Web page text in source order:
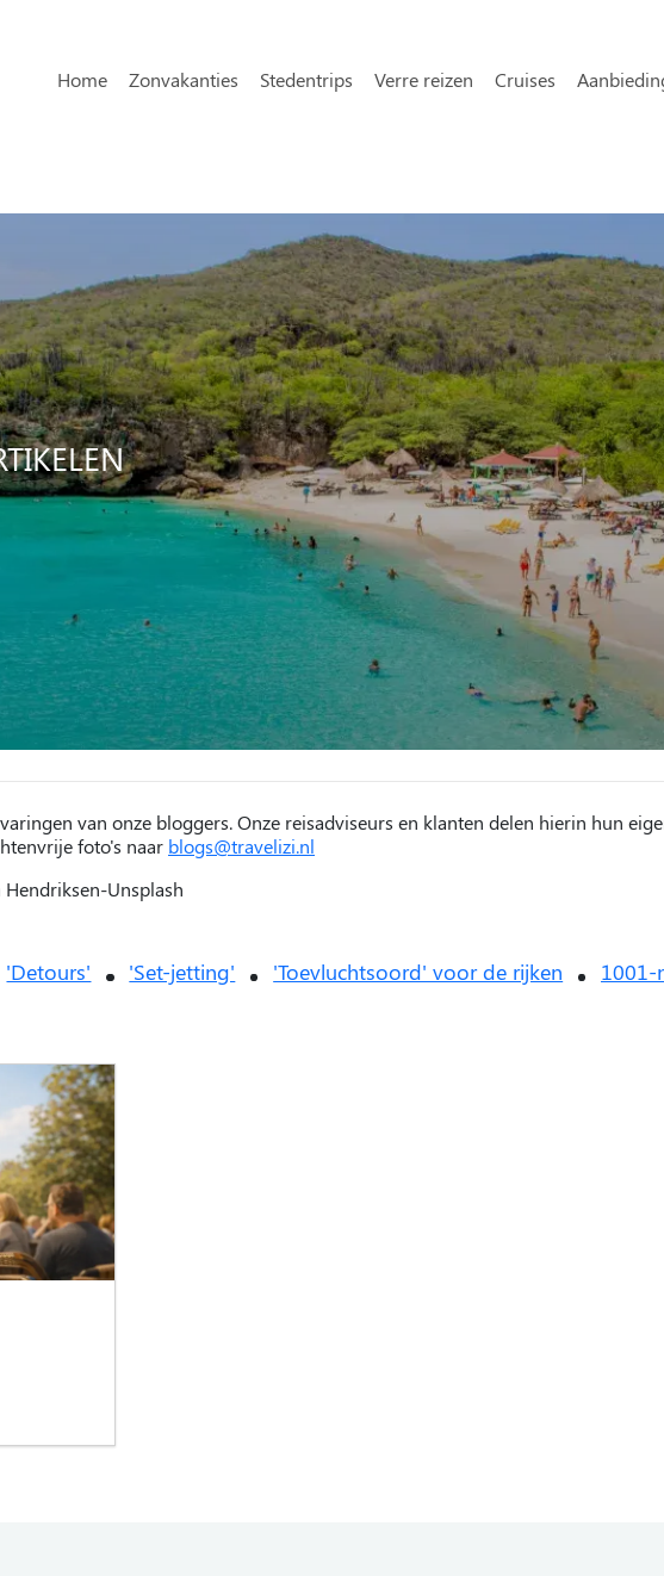
Hoofdnavigatie
Home Zonvakanties Stedentrips Verre reizen Cruises
van onze bloggers. Onze reisadviseurs en klanten delen hierin hun
foto's naar blogs@travelizi.nl
Unsplash
'Detours' 'Set-jetting' 'Toevluchtsoord' voor de rijken 1001-